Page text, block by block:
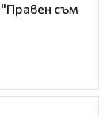
"Правен съм